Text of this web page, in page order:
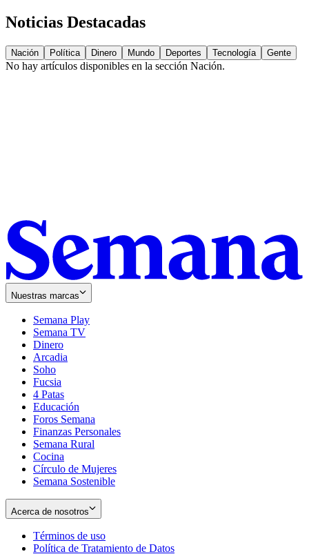
Noticias Destacadas
Nación Política Dinero Mundo Deportes Tecnología Gente
No hay artículos disponibles en la sección Nación.
Nuestras marcas
Semana Play
Semana TV
Dinero
Arcadia
Soho
in
new
window
Fucsia
in
new
window
4 Patas
Educación
Foros Semana
Finanzas Personales
Semana Rural
Cocina
Círculo de Mujeres
Semana Sostenible
Acerca de nosotros
Términos de uso
in
Política de Tratamiento de Datos